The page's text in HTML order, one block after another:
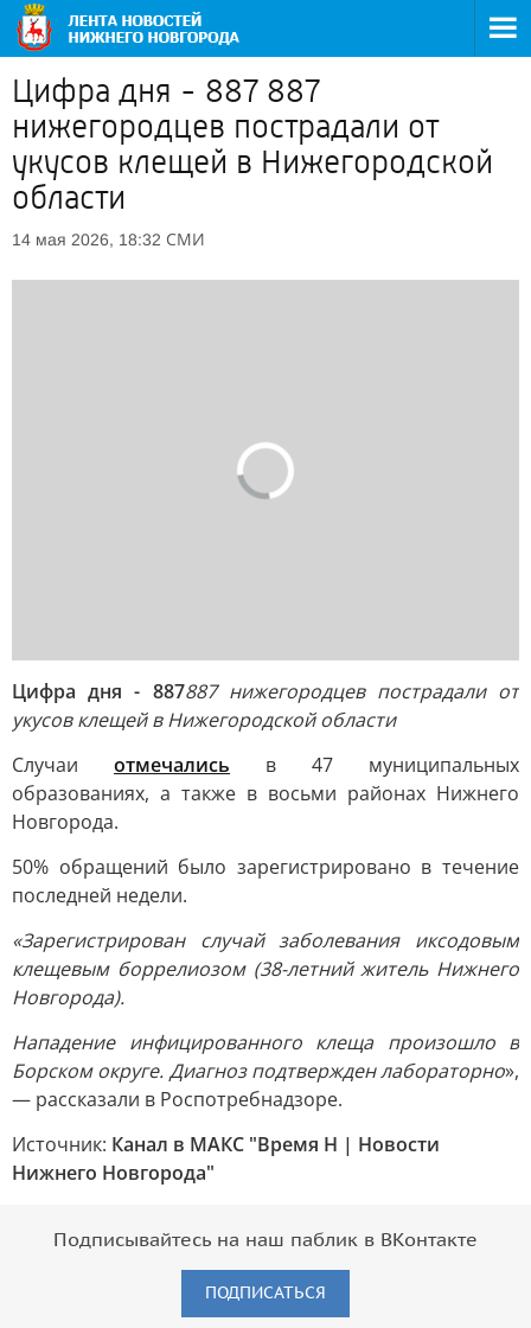
Цифра дня - 887 887
нижегородцев пострадали от
укусов клещей в Нижегородской
области
14 мая 2026, 18:32 СМИ
Цифра дня - 887887 нижегородцев пострадали от
укусов клещей в Нижегородской области
Случаи отмечались в 47 муниципальных
образованиях, а также в восьми районах Нижнего
Новгорода.
50% обращений было зарегистрировано в течение
последней недели.
«Зарегистрирован случай заболевания иксодовым
клещевым боррелиозом (38-летний житель Нижнего
Новгорода).
Нападение инфицированного клеща произошло в
Борском округе. Диагноз подтвержден лабораторно»,
— рассказали в Роспотребнадзоре.
Источник: Канал в МАКС "Время Н | Новости
Нижнего Новгорода"
Подписывайтесь на наш паблик в ВКонтакте
ПОДПИСАТЬСЯ